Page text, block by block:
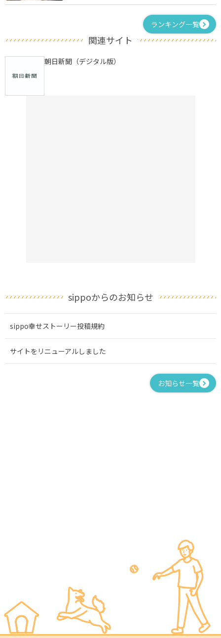
ランキング一覧
関連サイト
朝日新聞（デジタル版）
sippoからのお知らせ
sippo幸せストーリー投稿規約
サイトをリニューアルしました
お知らせ一覧